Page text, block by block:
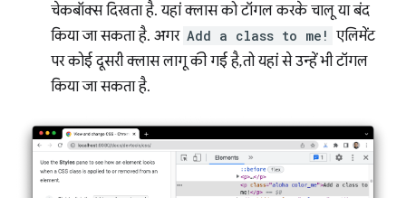
चेकबॉक्स दिखता है. यहां क्लास को टॉगल करके चालू या बंद
किया जा सकता है. अगर Add a class to me! एलिमेंट
पर कोई दूसरी क्लास लागू की गई है, तो यहां से उन्हें भी टॉगल
किया जा सकता है.